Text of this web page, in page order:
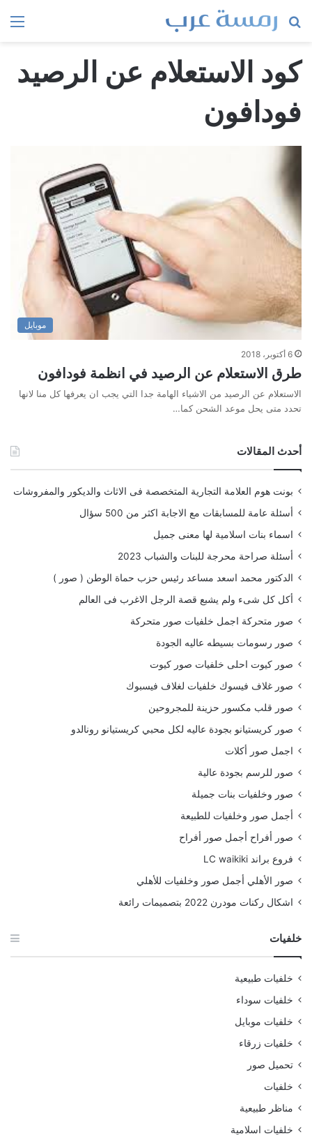
بحث
كود الاستعلام عن الرصيد
فودافون
موبايل
6 أكتوبر، 2018
طرق الاستعلام عن الرصيد في انظمة فودافون
الاستعلام عن الرصيد من الاشياء الهامة جدا التي يجب ان يعرفها كل منا لانها
تحدد متى يحل موعد الشحن كما…
أحدث المقالات
بونت هوم العلامة التجارية المتخصصة فى الاثاث والديكور والمفروشات
أسئلة عامة للمسابقات مع الاجابة اكثر من 500 سؤال
اسماء بنات اسلامية لها معنى جميل
أسئلة صراحة محرجة للبنات والشباب 2023
الدكتور محمد اسعد مساعد رئيس حزب حماة الوطن ( صور )
أكل كل شىء ولم يشبع قصة الرجل الاغرب فى العالم
صور متحركة اجمل خلفيات صور متحركة
صور رسومات بسيطه عاليه الجودة
صور كيوت احلى خلفيات صور كيوت
صور غلاف فيسوك خلفيات لغلاف فيسبوك
صور قلب مكسور حزينة للمجروحين
صور كريستيانو بجودة عاليه لكل محبي كريستيانو رونالدو
اجمل صور أكلات
صور للرسم بجودة عالية
صور وخلفيات بنات جميلة
أجمل صور وخلفيات للطبيعة
صور أفراح أجمل صور أفراح
فروع براند LC waikiki
صور الأهلي أجمل صور وخلفيات للأهلي
اشكال ركنات مودرن 2022 بتصميمات رائعة
خلفيات
خلفيات طبيعية
خلفيات سوداء
خلفيات موبايل
خلفيات زرقاء
تحميل صور
خلفيات
مناظر طبيعية
خلفيات اسلامية